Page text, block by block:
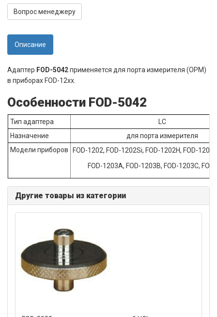
Вопрос менеджеру
Описание
Адаптер FOD-5042применяется для порта измерителя (OPM)
в приборах FOD-12xx.
Особенности FOD-5042
Тип адаптера
LC
Назначение
для порта измерителя
Модели приборов
FOD-1202, FOD-1202Si, FOD-1202H, FOD-
FOD-1203А, FOD-1203В, FOD-1203С,
Другие товары из категории